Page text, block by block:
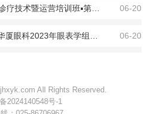
华厦眼科医院集团区域眼表诊疗技术暨运营培训班▪第六期圆满召开 06-20
高标准“眸”划 高质量发展 | 华厦眼科2023年眼表学组会议暨眼表运营工作会议在厦召开 06-20
All Rights Reserved.
2024140548号-1